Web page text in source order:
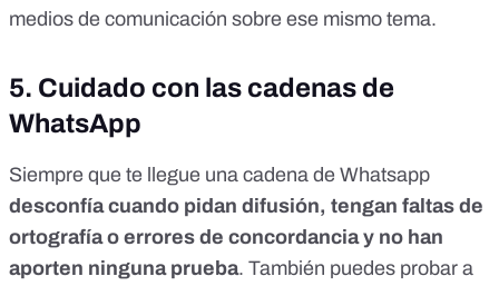
medios de comunicación sobre ese mismo tema.
5. Cuidado con las cadenas de
WhatsApp
Siempre que te llegue una cadena de Whatsapp
desconfía cuando pidan difusión, tengan faltas de
ortografía o errores de concordancia y no han
aporten ninguna prueba. También puedes probar a